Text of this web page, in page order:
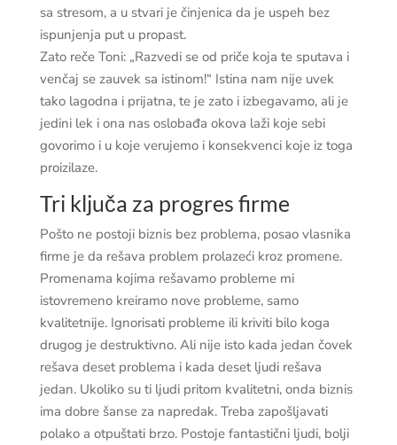
sa stresom, a u stvari je činjenica da je uspeh bez
ispunjenja put u propast.
Zato reče Toni: „Razvedi se od priče koja te sputava i
venčaj se zauvek sa istinom!“ Istina nam nije uvek
tako lagodna i prijatna, te je zato i izbegavamo, ali je
jedini lek i ona nas oslobađa okova laži koje sebi
govorimo i u koje verujemo i konsekvenci koje iz toga
proizilaze.
Tri ključa za progres firme
Pošto ne postoji biznis bez problema, posao vlasnika
firme je da rešava problem prolazeći kroz promene.
Promenama kojima rešavamo probleme mi
istovremeno kreiramo nove probleme, samo
kvalitetnije. Ignorisati probleme ili kriviti bilo koga
drugog je destruktivno. Ali nije isto kada jedan čovek
rešava deset problema i kada deset ljudi rešava
jedan. Ukoliko su ti ljudi pritom kvalitetni, onda biznis
ima dobre šanse za napredak. Treba zapošljavati
polako a otpuštati brzo. Postoje fantastični ljudi, bolji